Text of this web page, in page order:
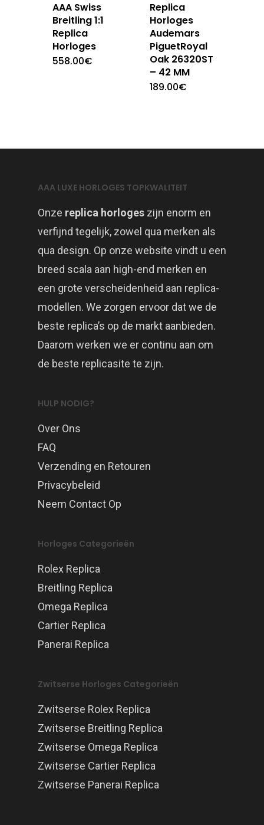
AAA Swiss
Breitling 1:1
Replica
Horloges
558.00€
Replica
Horloges
Audemars
PiguetRoyal
Oak 26320ST
– 42 MM
189.00€
AAA LUXE HORLOGES TOPKWALITEIT
Onze replica horloges zijn enorm en
verfijnd tegelijk, zowel qua merken als
qua design. Op onze website vindt u een
breed scala aan high-end merken en
een grote verscheidenheid aan replica-
modellen. We zorgen ervoor dat we de
beste replica’s op de markt aanbieden.
Daarom werken we er continu aan om
de beste replicasite te zijn.
HULP NODIG?
Over Ons
FAQ
Verzending en Retouren
Privacybeleid
Neem Contact Op
Horloges Categorieën
Rolex Replica
Breitling Replica
Omega Replica
Cartier Replica
Panerai Replica
Zwitserse Horloges Categorieën
Zwitserse Rolex Replica
Zwitserse Breitling Replica
Zwitserse Omega Replica
Zwitserse Cartier Replica
Zwitserse Panerai Replica